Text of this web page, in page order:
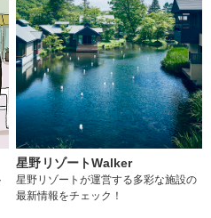
星野リゾートWalker
星野リゾートが運営する多彩な施設の
最新情報をチェック！